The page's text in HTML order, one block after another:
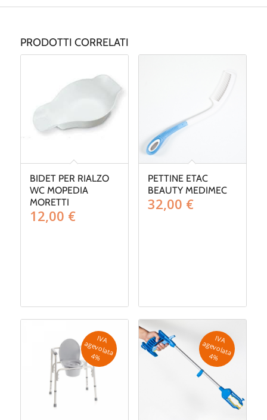
PRODOTTI CORRELATI
BIDET PER RIALZO
WC MOPEDIA
MORETTI
12,00 €
PETTINE ETAC
BEAUTY MEDIMEC
32,00 €
IV
A
a
g
e
v
o
la
ta
4
%
IV
A
a
g
e
v
o
la
ta
4
%